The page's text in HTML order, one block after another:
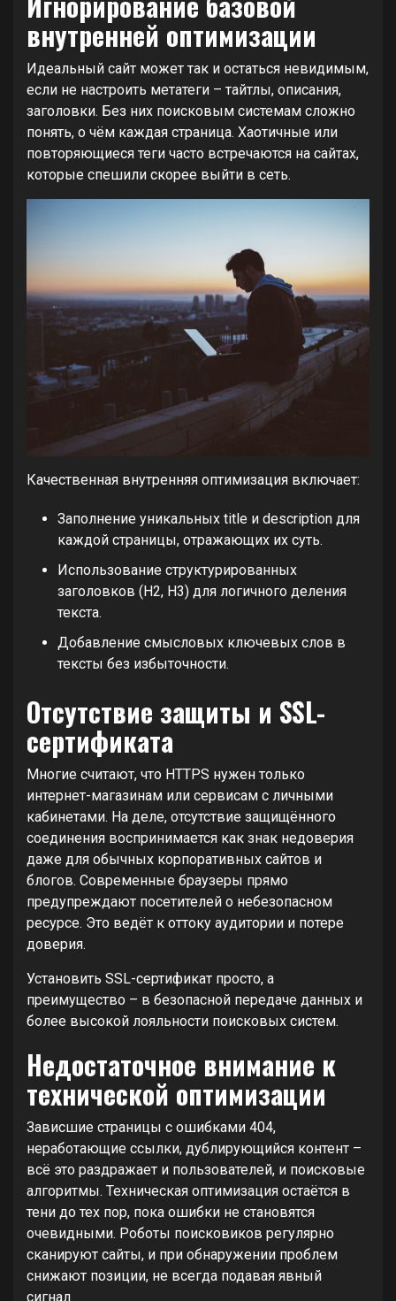
внутренней оптимизации
Идеальный сайт может так и остаться невидимым,
если не настроить метатеги – тайтлы, описания,
заголовки. Без них поисковым системам сложно
понять, о чём каждая страница. Хаотичные или
повторяющиеся теги часто встречаются на сайтах,
которые спешили скорее выйти в сеть.
Качественная внутренняя оптимизация включает:
Заполнение уникальных title и description для
каждой страницы, отражающих их суть.
Использование структурированных
заголовков (H2, H3) для логичного деления
текста.
Добавление смысловых ключевых слов в
тексты без избыточности.
Отсутствие защиты и SSL-
сертификата
Многие считают, что HTTPS нужен только
интернет-магазинам или сервисам с личными
кабинетами. На деле, отсутствие защищённого
соединения воспринимается как знак недоверия
даже для обычных корпоративных сайтов и
блогов. Современные браузеры прямо
предупреждают посетителей о небезопасном
ресурсе. Это ведёт к оттоку аудитории и потере
доверия.
Установить SSL-сертификат просто, а
преимущество – в безопасной передаче данных и
более высокой лояльности поисковых систем.
Недостаточное внимание к
технической оптимизации
Зависшие страницы с ошибками 404,
неработающие ссылки, дублирующийся контент –
всё это раздражает и пользователей, и поисковые
алгоритмы. Техническая оптимизация остаётся в
тени до тех пор, пока ошибки не становятся
очевидными. Роботы поисковиков регулярно
сканируют сайты, и при обнаружении проблем
снижают позиции, не всегда подавая явный
сигнал.